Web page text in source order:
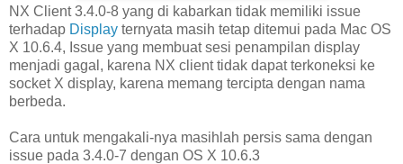
NX Client 3.4.0-8 yang di kabarkan tidak memiliki issue
terhadap Display ternyata masih tetap ditemui pada Mac OS
X 10.6.4, Issue yang membuat sesi penampilan display
menjadi gagal, karena NX client tidak dapat terkoneksi ke
socket X display, karena memang tercipta dengan nama
berbeda.
Cara untuk mengakali-nya masihlah persis sama dengan
issue pada 3.4.0-7 dengan OS X 10.6.3